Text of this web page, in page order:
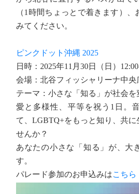
（1時間ちょっとで着きます）
みてください。
ピンクドット沖縄 2025
日時：2025年11月30日（日）
会場：北谷フィッシャリーナ中央
テーマ：小さな「知る」が社会
愛と多様性、平等を祝う1日。
て、LGBTQ+をもっと知り、共に
せんか？
あなたの小さな「知る」が、大
す。
パレード参加のお申込みはこちら